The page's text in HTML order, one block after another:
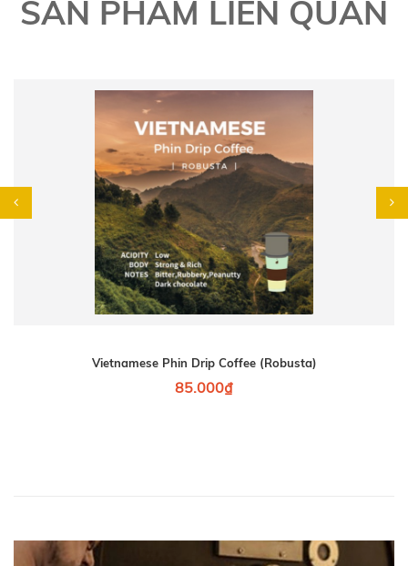
SẢN PHẨM LIÊN QUAN
Vietnamese Phin Drip Coffee (Robusta)
85.000₫